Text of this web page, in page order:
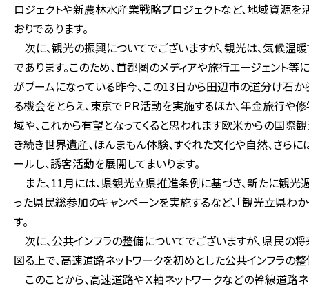
ロジェクトや新農林水産業戦略プロジェクトなど、地域資源
おりであります。
次に、観光の振興についてでございますが、観光は、気候
であります。このため、首都圏のメディアや旅行エージェント
がブームになっている昨今、この13日から田辺市の道分け石か
る機会をとらえ、東京でＰＲ活動を実施するほか、年金旅行や
域や、これから有望となってくると思われます欧米からの国際
き続き世界遺産、ほんまもん体験、すぐれた文化や自然、さ
ールし、誘客活動を展開してまいります。
また、11月には、県観光立県推進条例に基づき、新たに観光
った県民総参加のキャンペーンを実施するなど、「観光立県わ
す。
次に、公共インフラの整備についてでございますが、県民の
図る上で、高速道路ネットワークを初めとした公共インフラの
このことから、高速道路やＸ軸ネットワークなどの幹線道